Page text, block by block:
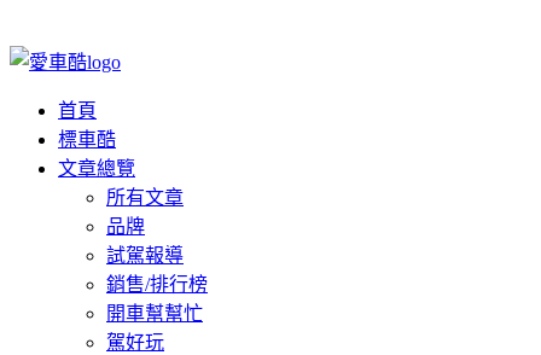
首頁
標車酷
文章總覽
所有文章
品牌
試駕報導
銷售/排行榜
開車幫幫忙
駕好玩